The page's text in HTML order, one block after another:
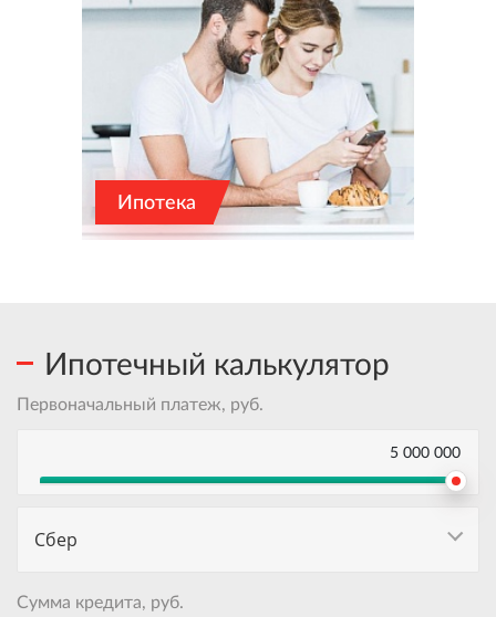
Ипотека
Ипотечный калькулятор
Первоначальный платеж, руб.
5 000 000
Сбер
Сумма кредита, руб.